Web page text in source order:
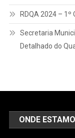
RDQA 2024 – 1º
Secretaria
Detalhado do
ONDE